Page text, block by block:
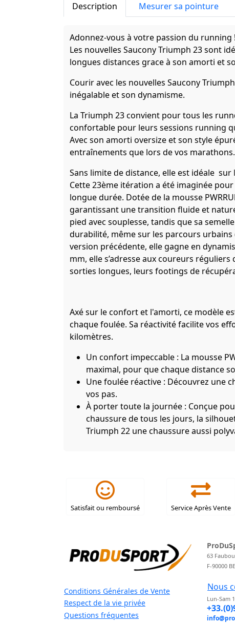
Description Mesurer sa pointure
Adonnez-vous à votre passion du running !
Les nouvelles Saucony Triumph 23 sont
longues distances grace à son amorti et
Courir avec les nouvelles Saucony
inégalable et son dynamisme.
La Triumph 23 convient pour tous les
confortable pour leurs sessions running
Avec son amorti oversize et son style
entraînements que lors de vos marathons.
Sans limite de distance, elle est idéale
Cette 23ème itération a été imaginée
longue durée. Dotée de la mousse
garantissant une transition fluide et
pied avec souplesse, tandis que sa
durabilité, même sur les parcours
version précédente, elle gagne en
mm, elle s’adresse aux coureurs
sorties longues, leurs footings de
Axé sur le confort et l'amorti, ce modèle
chaque foulée. Sa réactivité facilite vos
kilomètres.
Un confort impeccable : La mousse
maximal, pour que chaque distance
Une foulée réactive : Découvrez une
vos pas.
À porter toute la journée : Conçue
chaussure de tous les jours, la
Triumph 22 une chaussure aussi
Satisfait ou remboursé Service Après Vente
Conditions Générales de Vente
Respect de la vie privée
Questions fréquentes
63
F-90000
Nous
Lun-Sam